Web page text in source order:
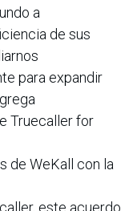
a
de sus
para expandir
Truecaller for
de WeKall con la
este acuerdo